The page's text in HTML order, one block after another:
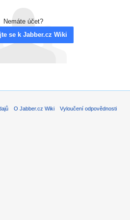
Nemáte účet?
se k Jabber.cz Wiki
O Jabber.cz Wiki Vyloučení odpovědnosti